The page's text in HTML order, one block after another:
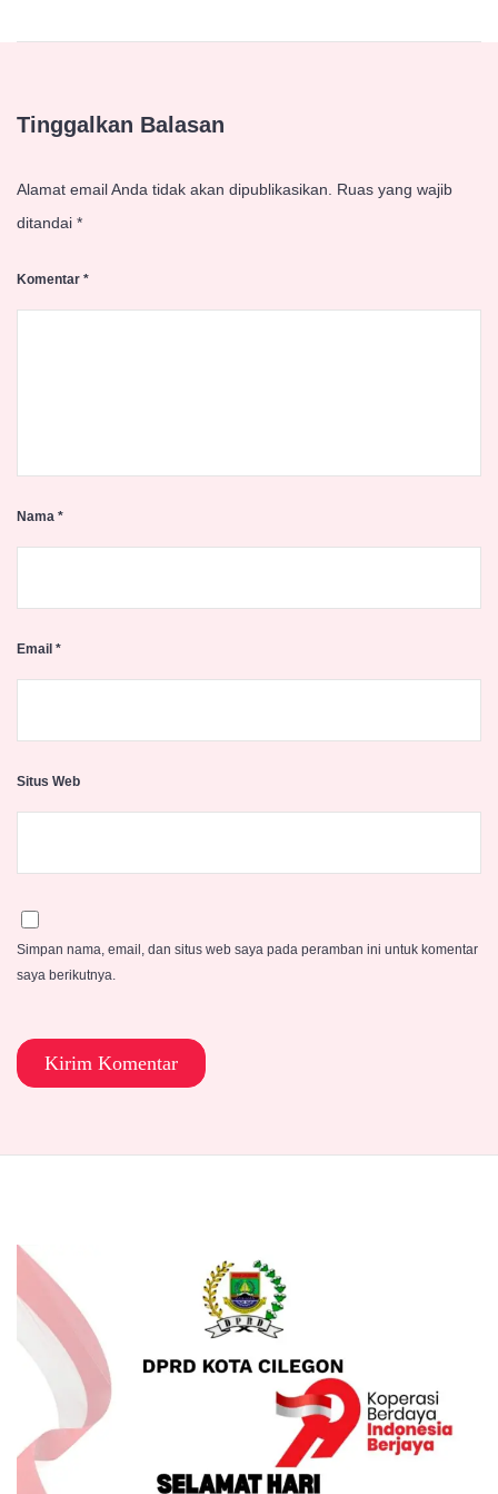
Tinggalkan Balasan
Alamat email Anda tidak akan dipublikasikan. Ruas yang wajib
ditandai *
Komentar *
Nama *
Email *
Situs Web
Simpan nama, email, dan situs web saya pada peramban ini untuk komentar
saya berikutnya.